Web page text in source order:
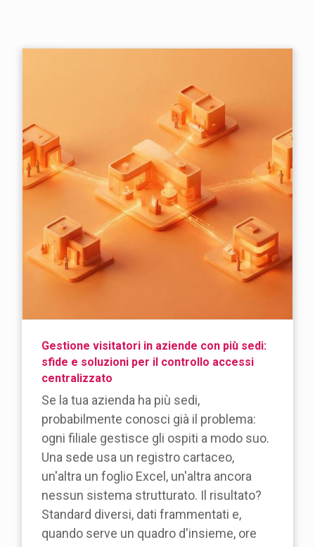
Gestione visitatori in aziende con più sedi:
sfide e soluzioni per il controllo accessi
centralizzato
Se la tua azienda ha più sedi,
probabilmente conosci già il problema:
ogni filiale gestisce gli ospiti a modo suo.
Una sede usa un registro cartaceo,
un'altra un foglio Excel, un'altra ancora
nessun sistema strutturato. Il risultato?
Standard diversi, dati frammentati e,
quando serve un quadro d'insieme, ore